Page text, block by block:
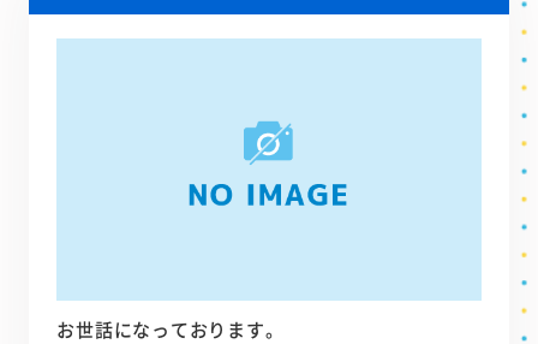
お世話になっております。